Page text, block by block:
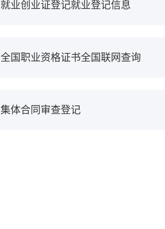
就业创业证登记就业登记信息
全国职业资格证书全国联网查询
集体合同审查登记